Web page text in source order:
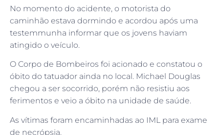
No momento do acidente, o motorista do
caminhão estava dormindo e acordou após uma
testemmunha informar que os jovens haviam
atingido o veículo.
O Corpo de Bombeiros foi acionado e constatou o
óbito do tatuador ainda no local. Michael Douglas
chegou a ser socorrido, porém não resistiu aos
ferimentos e veio a óbito na unidade de saúde.
As vítimas foram encaminhadas ao IML para exame
de necrópsia.